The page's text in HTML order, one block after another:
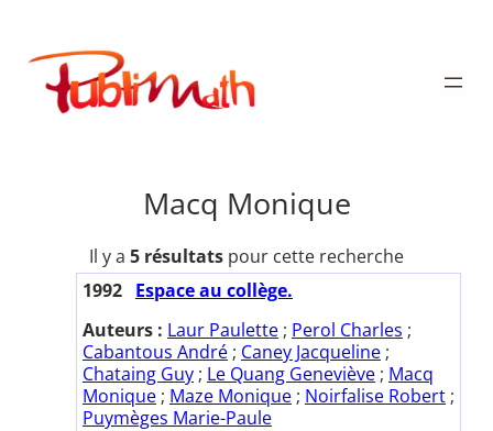
contenu
Publimath
Macq Monique
Il y a 5 résultats pour cette recherche
1992 Espace au collège.
Auteurs : Laur Paulette ; Perol Charles ;
Cabantous André ; Caney Jacqueline ;
Chataing Guy ; Le Quang Geneviève ; Macq
Monique ; Maze Monique ; Noirfalise Robert ;
Puymèges Marie-Paule